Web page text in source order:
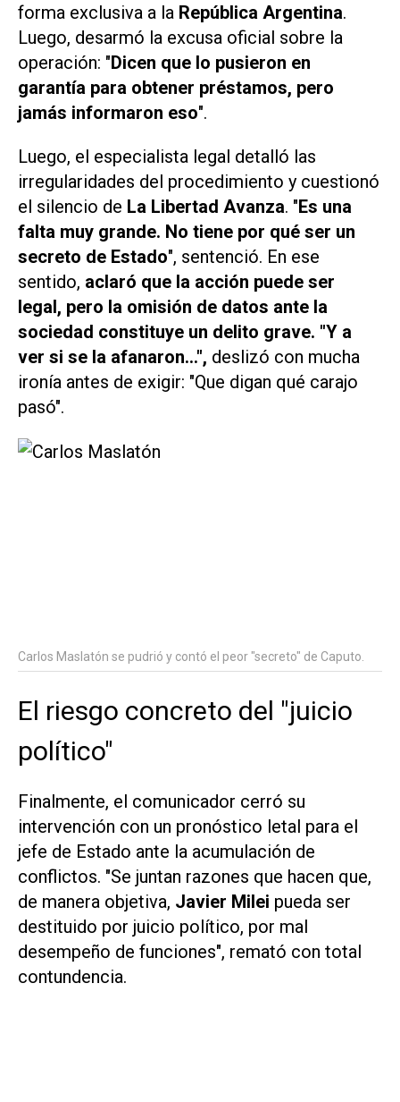
forma exclusiva a la República Argentina.
Luego, desarmó la excusa oficial sobre la
operación: "Dicen que lo pusieron en
garantía para obtener préstamos, pero
jamás informaron eso".
Luego, el especialista legal detalló las
irregularidades del procedimiento y cuestionó
el silencio de La Libertad Avanza. "Es una
falta muy grande. No tiene por qué ser un
secreto de Estado", sentenció. En ese
sentido, aclaró que la acción puede ser
legal, pero la omisión de datos ante la
sociedad constituye un delito grave. "Y a
ver si se la afanaron...", deslizó con mucha
ironía antes de exigir: "Que digan qué carajo
pasó".
Carlos Maslatón se pudrió y contó el peor "secreto" de Caputo.
El riesgo concreto del "juicio
político"
Finalmente, el comunicador cerró su
intervención con un pronóstico letal para el
jefe de Estado ante la acumulación de
conflictos. "Se juntan razones que hacen que,
de manera objetiva, Javier Milei pueda ser
destituido por juicio político, por mal
desempeño de funciones", remató con total
contundencia.